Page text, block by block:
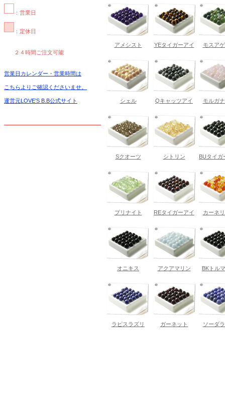
：営業日
：定休日
２４時間ご注文可能
営業日カレンダー・営業時間は
こちらよりご確認くださいませ。
運営元LOVE'S B.B公式サイト
アメシスト YEタイガーアイ モスア
シェル Qキャッツアイ モルガ
Sクオーツ シトリン BUタイガ
プリナイト REタイガーアイ カーネ
オニキス アクアマリン BKトル
ラピスラズリ ガーネット ソーダ